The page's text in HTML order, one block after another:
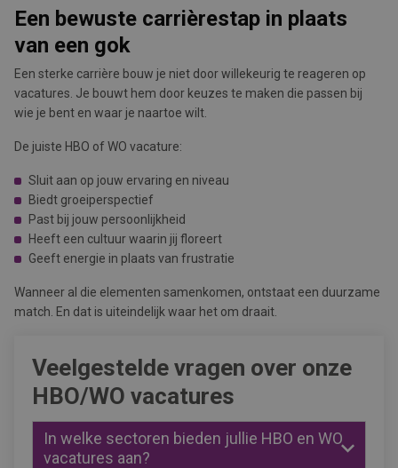
Een bewuste carrièrestap in plaats
van een gok
Een sterke carrière bouw je niet door willekeurig te reageren op
vacatures. Je bouwt hem door keuzes te maken die passen bij
wie je bent en waar je naartoe wilt.
De juiste HBO of WO vacature:
Sluit aan op jouw ervaring en niveau
Biedt groeiperspectief
Past bij jouw persoonlijkheid
Heeft een cultuur waarin jij floreert
Geeft energie in plaats van frustratie
Wanneer al die elementen samenkomen, ontstaat een duurzame
match. En dat is uiteindelijk waar het om draait.
Veelgestelde vragen over onze
HBO/WO vacatures
In welke sectoren bieden jullie HBO en WO
vacatures aan?